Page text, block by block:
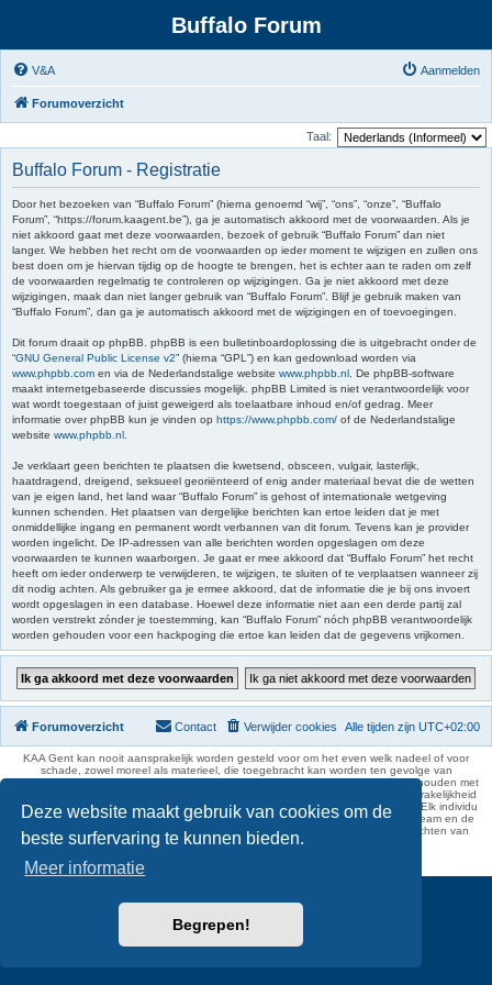
Deze website maakt gebruik van cookies om de
beste surfervaring te kunnen bieden.
Meer informatie
Begrepen!
Buffalo Forum
V&A Aanmelden
Forumoverzicht
Taal:
Buffalo Forum - Registratie
Door het bezoeken van “Buffalo Forum” (hierna genoemd “wij”, “ons”, “onze”, “Buffalo
Forum”, “https://forum.kaagent.be”), ga je automatisch akkoord met de voorwaarden. Als je
niet akkoord gaat met deze voorwaarden, bezoek of gebruik “Buffalo Forum” dan niet
langer. We hebben het recht om de voorwaarden op ieder moment te wijzigen en zullen ons
best doen om je hiervan tijdig op de hoogte te brengen, het is echter aan te raden om zelf
de voorwaarden regelmatig te controleren op wijzigingen. Ga je niet akkoord met deze
wijzigingen, maak dan niet langer gebruik van “Buffalo Forum”. Blijf je gebruik maken van
“Buffalo Forum”, dan ga je automatisch akkoord met de wijzigingen en of toevoegingen.
Dit forum draait op phpBB. phpBB is een bulletinboardoplossing die is uitgebracht onder de
“GNU General Public License v2” (hierna “GPL”) en kan gedownload worden via
www.phpbb.com en via de Nederlandstalige website www.phpbb.nl . De phpBB-software
maakt internetgebaseerde discussies mogelijk. phpBB Limited is niet verantwoordelijk voor
wat wordt toegestaan of juist geweigerd als toelaatbare inhoud en/of gedrag. Meer
informatie over phpBB kun je vinden op https://www.phpbb.com/ of de Nederlandstalige
website www.phpbb.nl
Je verklaart geen berichten te plaatsen die kwetsend, obsceen, vulgair, lasterlijk,
haatdragend, dreigend, seksueel georiënteerd of enig ander materiaal bevat die de wetten
van je eigen land, het land waar “Buffalo Forum” is gehost of internationale wetgeving
kunnen schenden. Het plaatsen van dergelijke berichten kan ertoe leiden dat je met
onmiddellijke ingang en permanent wordt verbannen van dit forum. Tevens kan je provider
worden ingelicht. De IP-adressen van alle berichten worden opgeslagen om deze
voorwaarden te kunnen waarborgen. Je gaat er mee akkoord dat “Buffalo Forum” het recht
heeft om ieder onderwerp te verwijderen, te wijzigen, te sluiten of te verplaatsen wanneer zij
dit nodig achten. Als gebruiker ga je ermee akkoord, dat de informatie die je bij ons invoert
wordt opgeslagen in een database. Hoewel deze informatie niet aan een derde partij zal
worden verstrekt zónder je toestemming, kan “Buffalo Forum” nóch phpBB verantwoordelijk
worden gehouden voor een hackpoging die ertoe kan leiden dat de gegevens vrijkomen.
Forumoverzicht Alle tijden zijn UTC+02:00
Verwijder cookies
Contact
KAA Gent kan nooit aansprakelijk worden gesteld voor om het even welk nadeel of voor
schade, zowel moreel als materieel, die toegebracht kan worden ten gevolge van
feitelijkheden en daden van derden die rechtstreeks of onrechtstreeks verband houden met
de gegevens vermeld op de website van KAA Gent. Deze ontheffing van aansprakelijkheid
geldt inzonderheid voor het forum, waarvan KAA Gent zich volledig distantieert. Elk individu
is dus verantwoordelijk voor zijn uitlatingen op het Buffalo Forum. Ook het webteam en de
moderators kunnen niet aansprakelijk gesteld worden voor de inhoud van berichten van
gebruikers.